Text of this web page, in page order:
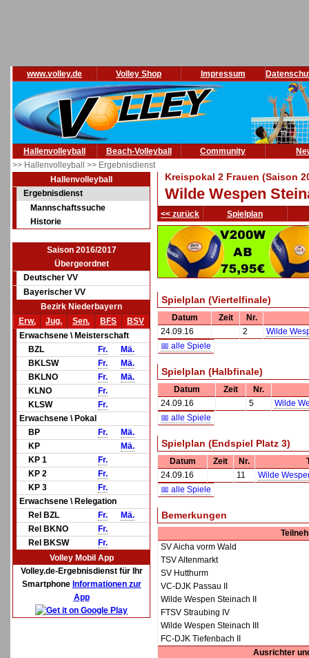
www.volley.de Volley Shop Impressum
Hallenvolleyball Beach-Volleyball Community
>> Hallenvolleyball >> Ergebnisdienst
Hallenvolleyball
Ergebnisdienst
Mannschaftssuche
Historie
Saison 2016/2017
Übergeordnet
Deutscher VV
Bayerischer VV
Bezirk Niederbayern
Erw.
Jug. Sen. BFS
BSV
Erwachsene \ Meisterschaft
BZL
Fr.
Mä.
BKLSW
Fr.
Mä.
BKLNO
Fr.
Mä.
KLNO
Fr.
KLSW
Fr.
Erwachsene \ Pokal
BP
Fr.
Mä.
KP
Mä.
KP 1
Fr.
KP 2
Fr.
KP 3
Fr.
Erwachsene \ Relegation
Rel BZL
Fr.
Mä.
Rel BKNO
Fr.
Rel BKSW
Fr.
Volley Mobil App
Volley.de-Ergebnisdienst für Ihr
Smartphone Informationen zur
App
Kreispokal 2 Frauen (Saison
Wilde Wespen
<< zurück Spielplan
Spielplan (Viertelfinale)
Datum Zeit
Nr.
24.09.16
2
Wilde
📅 alle Spiele
Spielplan (Halbfinale)
Datum Zeit
Nr.
24.09.16
5
Wilde
📅 alle Spiele
Spielplan (Endspiel Platz 3)
Datum Zeit Nr.
24.09.16
11
Wilde
📅 alle Spiele
Bemerkungen
SV Aicha vorm Wald
TSV Altenmarkt
SV Hutthurm
VC-DJK Passau II
Wilde Wespen Steinach II
FTSV Straubing IV
Wilde Wespen Steinach III
FC-DJK Tiefenbach II
Ausrichter